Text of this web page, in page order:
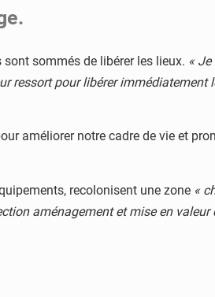
sommés de libérer les lieux. «
ressort pour libérer immédiatement
améliorer notre cadre de vie et
recolonisent une zone «
aménagement et mise en